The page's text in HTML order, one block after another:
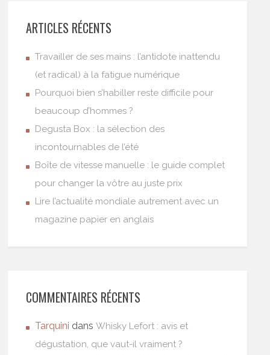
ARTICLES RÉCENTS
Travailler de ses mains : l’antidote inattendu
(et radical) à la fatigue numérique
Pourquoi bien s’habiller reste difficile pour
beaucoup d’hommes ?
Degusta Box : la sélection des
incontournables de l’été
Boîte de vitesse manuelle : le guide complet
pour changer la vôtre au juste prix
Lire l’actualité mondiale autrement avec un
magazine papier en anglais
COMMENTAIRES RÉCENTS
Tarquini dansWhisky Lefort : avis et
dégustation, que vaut-il vraiment ?